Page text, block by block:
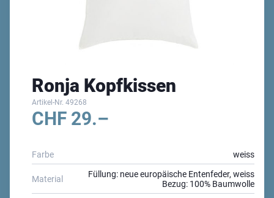
Ronja Kopfkissen
Artikel-Nr. 49268
CHF 29.–
Farbe weiss
Material
Füllung: neue europäische Entenfeder, weiss
Bezug: 100% Baumwolle